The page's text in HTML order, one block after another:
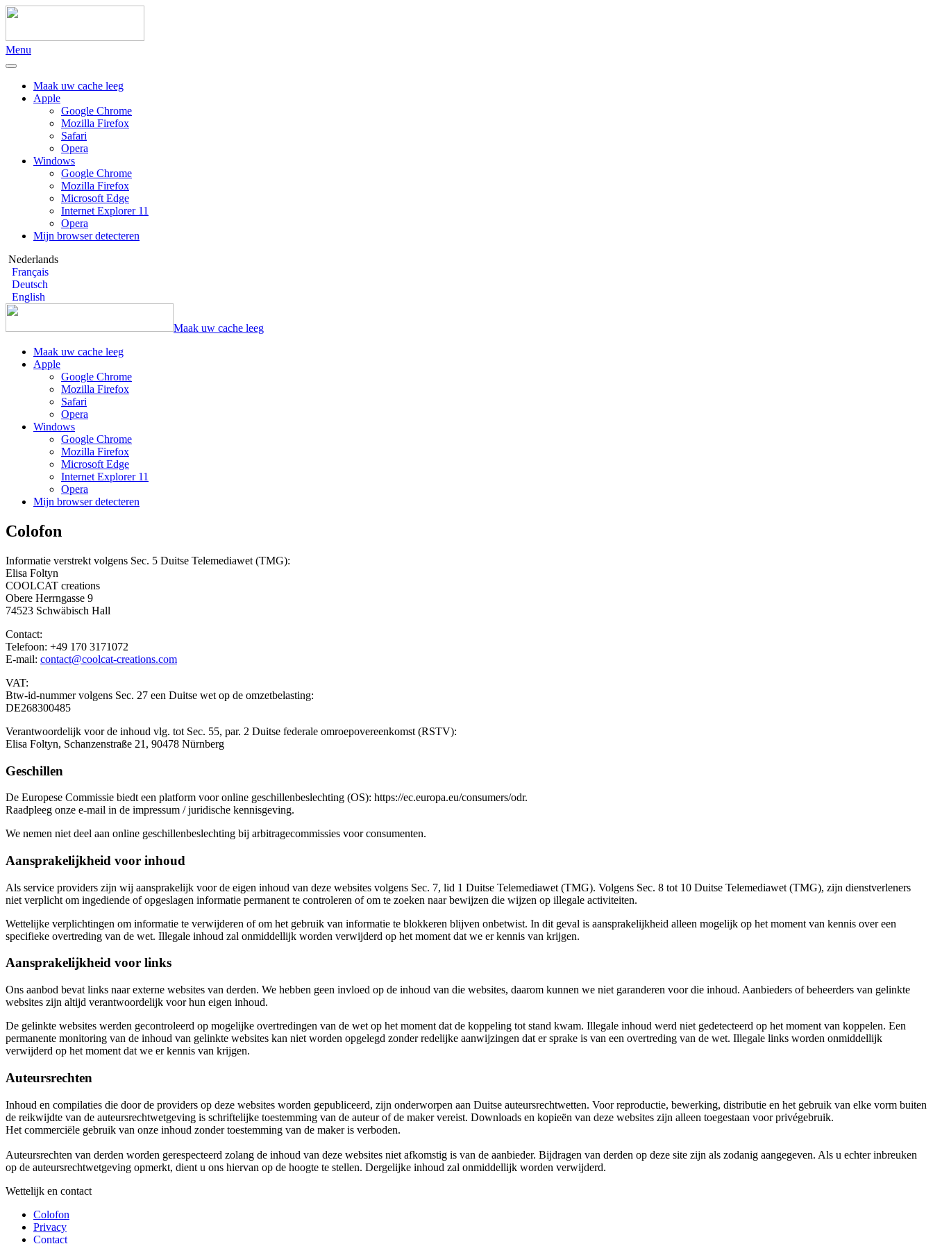
Menu
Maak uw cache leeg
Apple
Google Chrome
Mozilla Firefox
Safari
Opera
Windows
Google Chrome
Mozilla Firefox
Microsoft Edge
Internet Explorer 11
Opera
Mijn browser detecteren
Nederlands
Français
Deutsch
English
Maak uw cache leeg
Maak uw cache leeg
Apple
Google Chrome
Mozilla Firefox
Safari
Opera
Windows
Google Chrome
Mozilla Firefox
Microsoft Edge
Internet Explorer 11
Opera
Mijn browser detecteren
Colofon
Informatie verstrekt volgens Sec. 5 Duitse Telemediawet (TMG):
Elisa Foltyn
COOLCAT creations
Obere Herrngasse 9
74523 Schwäbisch Hall
Contact:
Telefoon: +49 170 3171072
E-mail: contact@coolcat-creations.com
VAT:
Btw-id-nummer volgens Sec. 27 een Duitse wet op de omzetbelasting:
DE268300485
Verantwoordelijk voor de inhoud vlg. tot Sec. 55, par. 2 Duitse federale omroepovereenkomst (RSTV):
Elisa Foltyn, Schanzenstraße 21, 90478 Nürnberg
Geschillen
De Europese Commissie biedt een platform voor online geschillenbeslechting (OS): https://ec.europa.eu/consumers/odr.
Raadpleeg onze e-mail in de impressum / juridische kennisgeving.
We nemen niet deel aan online geschillenbeslechting bij arbitragecommissies voor consumenten.
Aansprakelijkheid voor inhoud
Als service providers zijn wij aansprakelijk voor de eigen inhoud van deze websites volgens Sec. 7, lid 1 Duitse Telemediawet (TMG). Volgens Sec. 8 tot 10 Duitse Telemediawet (TMG), zijn dienstverleners
niet verplicht om ingediende of opgeslagen informatie permanent te controleren of om te zoeken naar bewijzen die wijzen op illegale activiteiten.
Wettelijke verplichtingen om informatie te verwijderen of om het gebruik van informatie te blokkeren blijven onbetwist. In dit geval is aansprakelijkheid alleen mogelijk op het moment van kennis over een
specifieke overtreding van de wet. Illegale inhoud zal onmiddellijk worden verwijderd op het moment dat we er kennis van krijgen.
Aansprakelijkheid voor links
Ons aanbod bevat links naar externe websites van derden. We hebben geen invloed op de inhoud van die websites, daarom kunnen we niet garanderen voor die inhoud. Aanbieders of beheerders van gelinkte
websites zijn altijd verantwoordelijk voor hun eigen inhoud.
De gelinkte websites werden gecontroleerd op mogelijke overtredingen van de wet op het moment dat de koppeling tot stand kwam. Illegale inhoud werd niet gedetecteerd op het moment van koppelen. Een
permanente monitoring van de inhoud van gelinkte websites kan niet worden opgelegd zonder redelijke aanwijzingen dat er sprake is van een overtreding van de wet. Illegale links worden onmiddellijk
verwijderd op het moment dat we er kennis van krijgen.
Auteursrechten
Inhoud en compilaties die door de providers op deze websites worden gepubliceerd, zijn onderworpen aan Duitse auteursrechtwetten. Voor reproductie, bewerking, distributie en het gebruik van elke vorm buiten
de reikwijdte van de auteursrechtwetgeving is schriftelijke toestemming van de auteur of de maker vereist. Downloads en kopieën van deze websites zijn alleen toegestaan ​​voor privégebruik.
Het commerciële gebruik van onze inhoud zonder toestemming van de maker is verboden.
Auteursrechten van derden worden gerespecteerd zolang de inhoud van deze websites niet afkomstig is van de aanbieder. Bijdragen van derden op deze site zijn als zodanig aangegeven. Als u echter inbreuken
op de auteursrechtwetgeving opmerkt, dient u ons hiervan op de hoogte te stellen. Dergelijke inhoud zal onmiddellijk worden verwijderd.
Wettelijk en contact
Colofon
Privacy
Contact